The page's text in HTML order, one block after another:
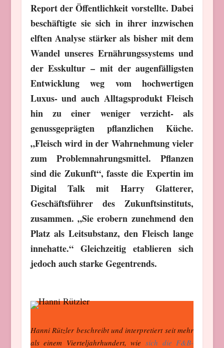
Report der Öffentlichkeit vorstellte. Dabei
beschäftigte sie sich in ihrer inzwischen
elften Analyse stärker als bisher mit dem
Wandel unseres Ernährungssystems und
der Esskultur – mit der augenfälligsten
Entwicklung weg vom hochwertigen
Luxus- und auch Alltagsprodukt Fleisch
hin zu einer weniger verzicht- als
genussgeprägten pflanzlichen Küche.
„Fleisch wird in der Wahrnehmung vieler
zum Problemnahrungsmittel. Pflanzen
sind die Zukunft“, fasste die Expertin im
Digital Talk mit Harry Glatterer,
Geschäftsführer des Zukunftsinstituts,
zusammen. „Sie erobern zunehmend den
Platz als Leitsubstanz, den Fleisch lange
innehatte.“ Gleichzeitig etablieren sich
jedoch auch starke Gegentrends.
Hanni Rützler beschreibt und interpretiert seit mehr
als einem Vierteljahrhundert, wie sich die F&B-